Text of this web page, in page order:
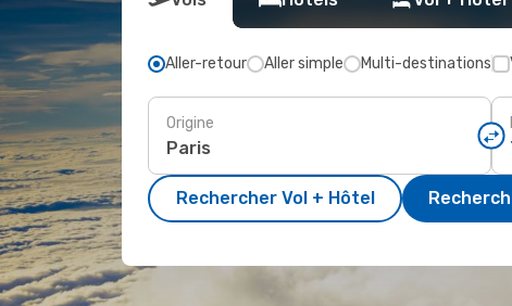
Aller-retour Aller simple Multi-destinations
Origine
Rechercher Vol + Hôtel